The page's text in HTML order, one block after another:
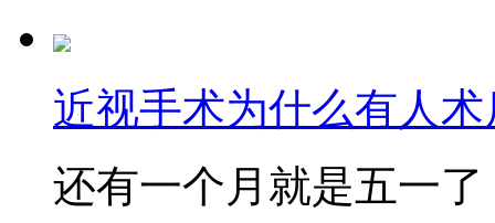
近视手术为什么有人
还有一个月就是五一